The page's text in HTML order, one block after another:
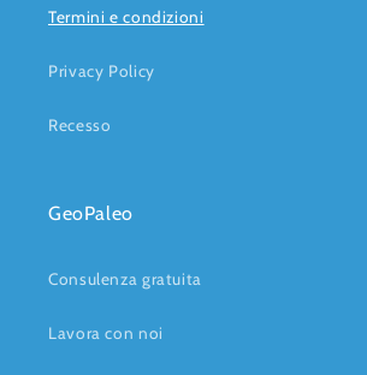
Termini e condizioni
Privacy Policy
Recesso
GeoPaleo
Consulenza gratuita
Lavora con noi